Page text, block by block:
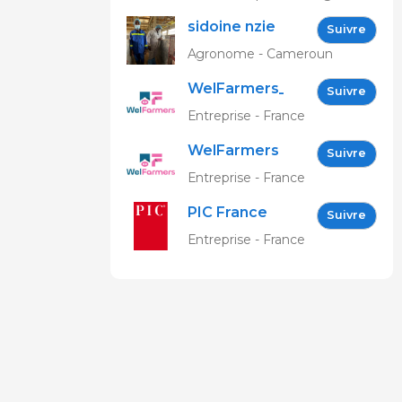
sidoine nzie Suivre
Agronome - Cameroun
WelFarmers_FR Suivre
Entreprise - France
WelFarmers Suivre
Entreprise - France
PIC France Suivre
Entreprise - France